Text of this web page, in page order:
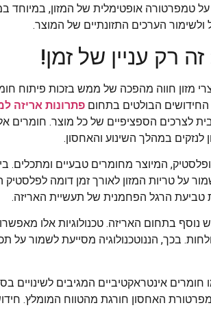
טמפרטורה אופטימלית של המזון, במיוחד
הערכים התזונתיים של המוצר.
רק עניין של זמן!
מזון חווה מהפכה של ממש בזכות פיתוח
הבולטים בתחום פתרונות אריזה
לצרכים הספציפיים של כל מוצר. חומרים
במהלך השינוע והאחסון.
המיוצר מחומרים טבעיים ומתכלים.
על טריות המזון לאורך זמן דומה
הרגל הפחמנית של תעשיית האריזה.
נוסף בתחום האריזה. טכנולוגיות אלו
בכך, הננוטכנולוגיה מסייעת לשמור על
חומרים אינטראקטיביים המגיבים
האחסון חורגת מהטווח המומלץ.